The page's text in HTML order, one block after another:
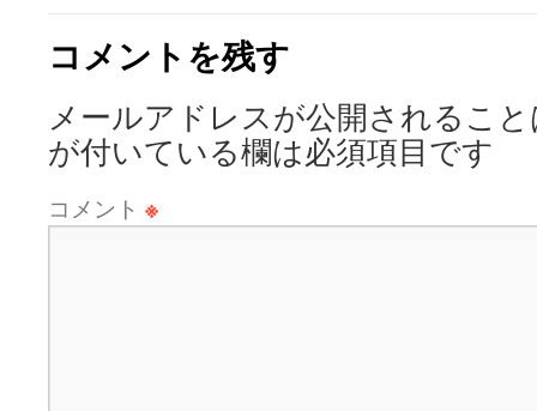
コメントを残す
メールアドレスが公開されるこ
が付いている欄は必須項目です
コメント ※